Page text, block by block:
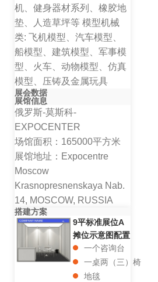
机、健身器材系列、橡胶地
垫、人造草坪等 模型机械
类: 飞机模型、汽车模型、
船模型、建筑模型、军事模
型、火车、动物模型、仿真
模型、压铸及金属玩具
展会数据
展馆信息
俄罗斯-莫斯科-
EXPOCENTER
场馆面积：165000平方米
展馆地址：Expocentre
Moscow
Krasnopresnenskaya Nab.
14, MOSCOW, RUSSIA
搭建方案
9平标准展位A
摊位示意图配置
一个咨询台
一桌两（三）椅
地毯